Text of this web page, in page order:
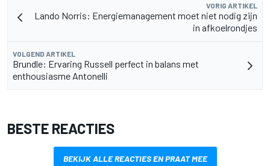
VORIG ARTIKEL
Lando Norris: Energiemanagement moet niet nodig zijn
in afkoelrondjes
VOLGEND ARTIKEL
Brundle: Ervaring Russell perfect in balans met
enthousiasme Antonelli
BESTE REACTIES
BEKIJK ALLE REACTIES EN PRAAT MEE